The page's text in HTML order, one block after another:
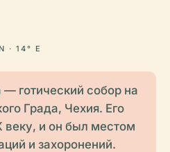
· 14° E
— готический собор на
Града, Чехия. Его
веку, и он был местом
и захоронений.